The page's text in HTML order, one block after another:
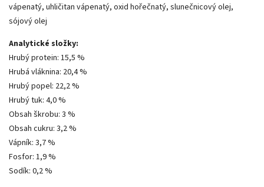
vápenatý, uhličitan vápenatý, oxid hořečnatý, slunečnicový olej,
sójový olej
Analytické složky:
Hrubý protein: 15,5 %
Hrubá vláknina: 20,4 %
Hrubýpopel: 22,2 %
Hrubý tuk: 4,0 %
Obsah škrobu: 3 %
Obsah cukru: 3,2 %
Vápník: 3,7 %
Fosfor: 1,9 %
Sodík: 0,2 %